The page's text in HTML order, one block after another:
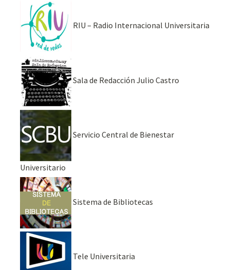
RIU – Radio Internacional Universitaria
Sala de Redacción Julio Castro
Servicio Central de Bienestar
Universitario
Sistema de Bibliotecas
Tele Universitaria